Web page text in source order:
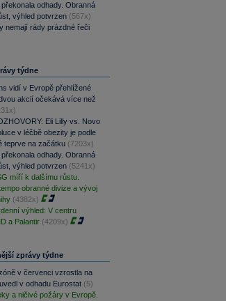
odhady. Obranná
výhled potvrzen (567x)
nemají rády prázdné řeči
týdne
vidí v Evropě přehlížené
akcií očekává více než
Eli Lilly vs. Novo
v léčbě obezity je podle
teprve na začátku (7203x)
odhady. Obranná
výhled potvrzen (5241x)
míří k dalšímu růstu.
obranné divize a vývoj
(4382x)
výhled: V centru
a Palantir (4209x)
zprávy týdne
v červenci vzrostla na
v odhadu Eurostat (5)
a ničivé požáry v Evropě.